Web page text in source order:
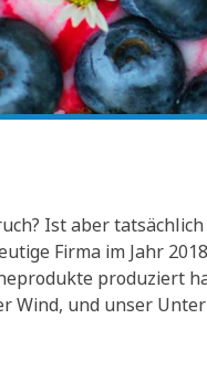
Ist aber tatsächlich
Firma im Jahr
produziert
Wind, und unser